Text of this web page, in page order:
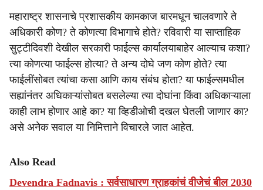
महाराष्ट्र शासनाचे प्रशासकीय कामकाज बारमधून चालवणारे ते
अधिकारी कोण? ते कोणत्या विभागाचे होते? रविवारी या साप्ताहिक
सुट्टीदिवशी देखील सरकारी फाईल्स कार्यालयाबाहेर आल्याच कशा?
त्या कोणत्या फाईल्स होत्या? ते अन्य दोघे जण कोण होते? त्या
फाईलींसोबत त्यांचा कसा आणि काय संबंध होता? या फाईल्समधील
सह्यांनंतर अधिकाऱ्यांसोबत बसलेल्या त्या दोघांना किंवा अधिकाऱ्याला
काही लाभ होणार आहे का? या व्हिडीओची दखल घेतली जाणार का?
असे अनेक सवाल या निमित्ताने विचारले जात आहेत.
Also Read
Devendra Fadnavis : सर्वसाधारण ग्राहकांचं वीजेचं बील 2030